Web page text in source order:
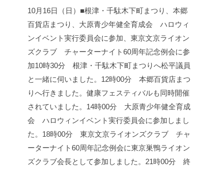
10月16日（日）■根津・千駄木下町まつり、本郷
百貨店まつり、大原青少年健全育成会 ハロウィ
ンイベント実行委員会に参加、東京文京ライオン
ズクラブ チャーターナイト60周年記念例会に参
加10時30分 根津・千駄木下町まつりへ松平議員
と一緒に伺いました。 12時00分 本郷百貨店まつ
りへ行きました。 健康フェスティバルも同時開催
されていました。 14時00分 大原青少年健全育成
会 ハロウィンイベント実行委員会に参加しまし
た。 18時00分 東京文京ライオンズクラブ チャ
ーターナイト60周年記念例会に東京巣鴨ライオン
ズクラブ会長として参加しました。 21時00分 終